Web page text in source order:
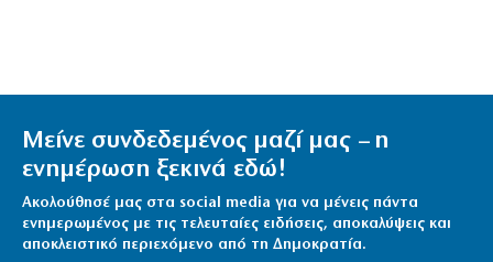
Μείνε συνδεδεμένος μαζί μας – η
ενημέρωση ξεκινά εδώ!
Ακολούθησέ μας στα social media για να μένεις πάντα
ενημερωμένος με τις τελευταίες ειδήσεις, αποκαλύψεις και
αποκλειστικό περιεχόμενο από τη Δημοκρατία.